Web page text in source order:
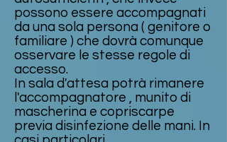
possono essere accompagnati
da una sola persona ( genitore o
familiare ) che dovrà comunque
osservare le stesse regole di
accesso.
In sala d'attesa potrà rimanere
l'accompagnatore , munito di
mascherina e copriscarpe
previa disinfezione delle mani. In